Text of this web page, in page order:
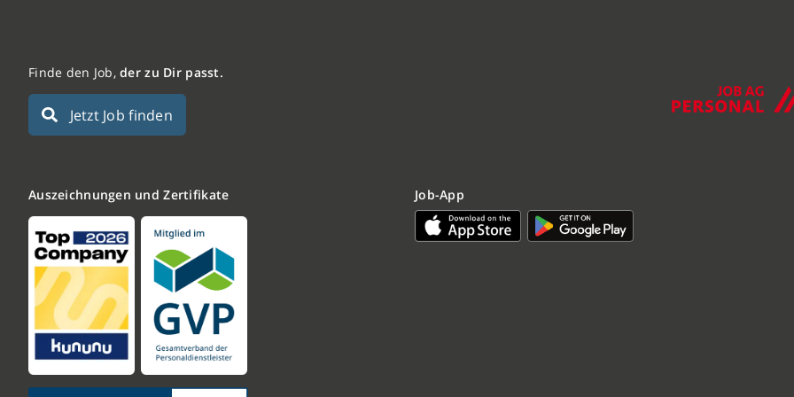
Finde den Job,der zu Dir passt.
Jetzt Job finden
Auszeichnungen und Zertifikate Job-App